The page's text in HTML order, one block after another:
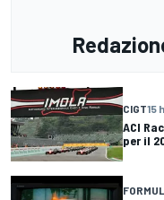
CIGT15 h
ACI
per il